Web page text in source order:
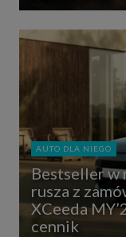
AUTO DLA NIEGO
Bestseller w
rusza z
XCeeda
cennik